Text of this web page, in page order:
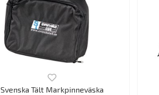
Svenska Tält Markpinneväska